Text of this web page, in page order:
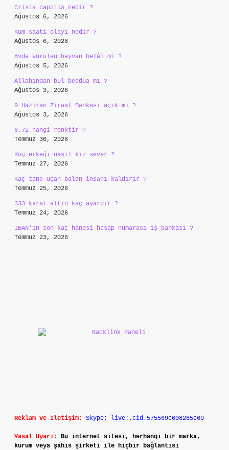
Crista capitis nedir ?
Ağustos 6, 2026
Kum saati olayı nedir ?
Ağustos 6, 2026
Avda vurulan hayvan helâl mi ?
Ağustos 5, 2026
Allahından bul beddua mı ?
Ağustos 3, 2026
9 Haziran Ziraat Bankası açık mı ?
Ağustos 3, 2026
6.72 hangi renktir ?
Temmuz 30, 2026
Koç erkeği nasıl kız sever ?
Temmuz 27, 2026
Kaç tane uçan balon insanı kaldırır ?
Temmuz 25, 2026
333 karat altın kaç ayardır ?
Temmuz 24, 2026
IBAN’ın son kaç hanesi hesap numarası iş bankası ?
Temmuz 23, 2026
Reklam ve İletişim: Skype: live:.cid.575569c608265c69
Yasal Uyarı:
Bu internet sitesi, herhangi bir marka,
kurum veya şahıs şirketi ile hiçbir bağlantısı